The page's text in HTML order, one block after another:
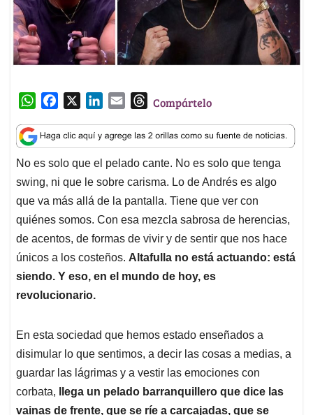
W
a
t
s
A
p
p
c
e
b
o
o
k
n
k
e
d
I
n
a
i
l
T
r
e
a
d
s
Compártelo
No es solo que el pelado cante. No es solo que tenga
swing, ni que le sobre carisma. Lo de Andrés es algo
que va más allá de la pantalla. Tiene que ver con
quiénes somos. Con esa mezcla sabrosa de herencias,
de acentos, de formas de vivir y de sentir que nos hace
únicos a los costeños. Altafulla no está actuando: está
siendo. Y eso, en el mundo de hoy, es
revolucionario.
En esta sociedad que hemos estado enseñados a
disimular lo que sentimos, a decir las cosas a medias, a
guardar las lágrimas y a vestir las emociones con
corbata,
llega un pelado barranquillero que dice las
vainas de frente, que se ríe a carcajadas, que se